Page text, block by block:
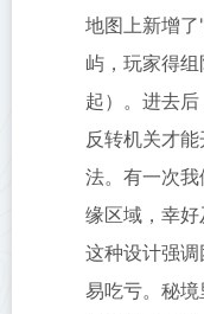
地图上新增
屿，玩家得
起）。进去
反转机关才
法。有一次
缘区域，幸好
这种设计强
易吃亏。秘